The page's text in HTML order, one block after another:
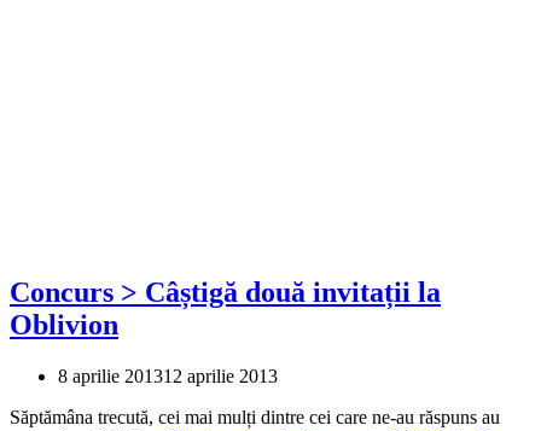
Concurs > Câștigă două invitații la
Oblivion
8 aprilie 201312 aprilie 2013
Săptămâna trecută, cei mai mulți dintre cei care ne-au răspuns au